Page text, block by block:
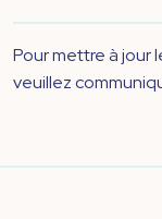
Pour mettre à jour
veuillez